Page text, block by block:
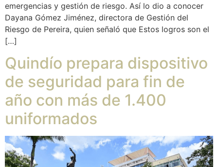
emergencias y gestión de riesgo. Así lo dio a conocer
Dayana Gómez Jiménez, directora de Gestión del
Riesgo de Pereira, quien señaló que Estos logros son el
[…]
Quindío prepara dispositivo
de seguridad para fin de
año con más de 1.400
uniformados